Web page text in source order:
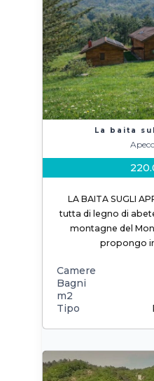
La baita
LA BAITA SUGLI
tutta di legno di
montagne del
propongo
Camere
Bagni
m2
Tipo